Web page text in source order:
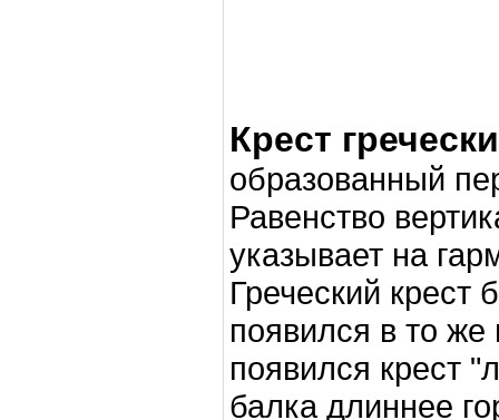
Крест
образованный
Равенство
указывает на
Греческий крест
появился в то же
появился крест
балка длиннее